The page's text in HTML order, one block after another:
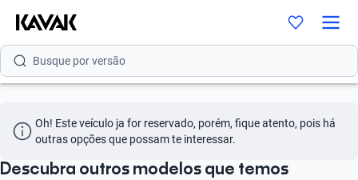
Busque por modelo
Busque por versão
Busque por marca
Busque por modelo
Oh! Este veículo ja for reservado, porém, fique atento, pois há
outras opções que possam te interessar.
Descubra outros modelos que temos